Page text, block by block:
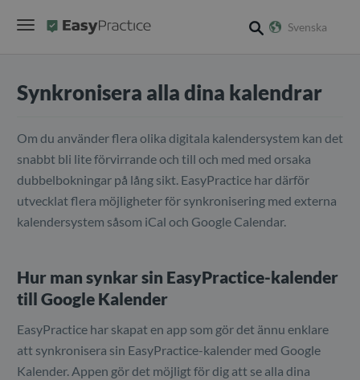
Svenska
Synkronisera alla dina kalendrar
Om du använder flera olika digitala kalendersystem kan det
snabbt bli lite förvirrande och till och med med orsaka
dubbelbokningar på lång sikt. EasyPractice har därför
utvecklat flera möjligheter för synkronisering med externa
kalendersystem såsom iCal och Google Calendar.
Hur man synkar sin EasyPractice-kalender
till Google Kalender
EasyPractice har skapat en app som gör det ännu enklare
att synkronisera sin EasyPractice-kalender med Google
Kalender. Appen gör det möjligt för dig att se alla dina